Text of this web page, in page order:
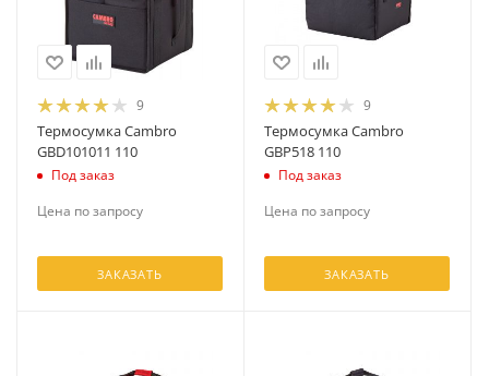
9
Термосумка Cambro
GBD101011 110
Под заказ
Цена по запросу
ЗАКАЗАТЬ
9
Термосумка Cambro
GBP518 110
Под заказ
Цена по запросу
ЗАКАЗАТЬ